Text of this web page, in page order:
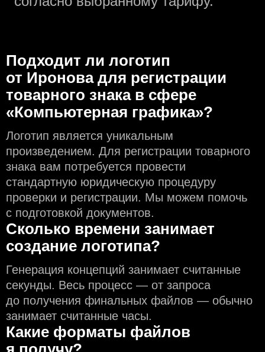
Подходит ли логотип
от Иронова для регистрации
товарного знака в сфере
«Компьютерная графика»?
Логотип является уникальным
произведением. Для регистрации товарного
знака вам потребуется провести
стандартную юридическую процедуру
проверки и регистрации. Мы можем помочь
с подготовкой документов.
Сколько времени занимает
создание логотипа?
Генерация концепций занимает считанные
секунды. Весь процесс — от запроса
до получения финальных файлов — обычно
занимает считанные часы.
Какие форматы файлов